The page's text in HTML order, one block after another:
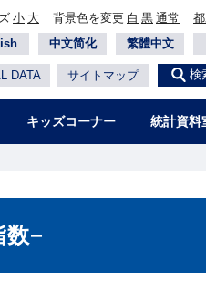
小 大 背景色を変更 白 黒 通常
中文简化 繁體中文
DATA サイトマップ 検
キッズコーナー 統計資料
数−